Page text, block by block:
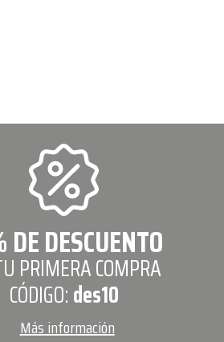
DESCUENTO
PRIMERA COMPRA
CÓDIGO:des10
Más información